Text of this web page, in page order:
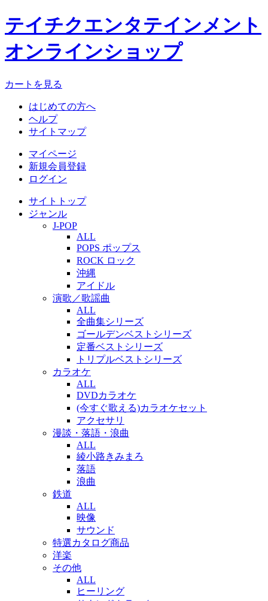
テイチクエンタテインメント
オンラインショップ
カートを見る
はじめての方へ
ヘルプ
サイトマップ
マイページ
新規会員登録
ログイン
サイトトップ
ジャンル
J-POP
ALL
POPS ポップス
ROCK ロック
沖縄
アイドル
演歌／歌謡曲
ALL
全曲集シリーズ
ゴールデンベストシリーズ
定番ベストシリーズ
トリプルベストシリーズ
カラオケ
ALL
DVDカラオケ
(今すぐ歌える)カラオケセット
アクセサリ
漫談・落語・浪曲
ALL
綾小路きみまろ
落語
浪曲
鉄道
ALL
映像
サウンド
特選カタログ商品
洋楽
その他
ALL
ヒーリング